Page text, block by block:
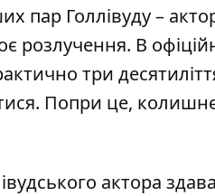
пар Голлівуду –
розлучення. В
три
Попри це,
актора